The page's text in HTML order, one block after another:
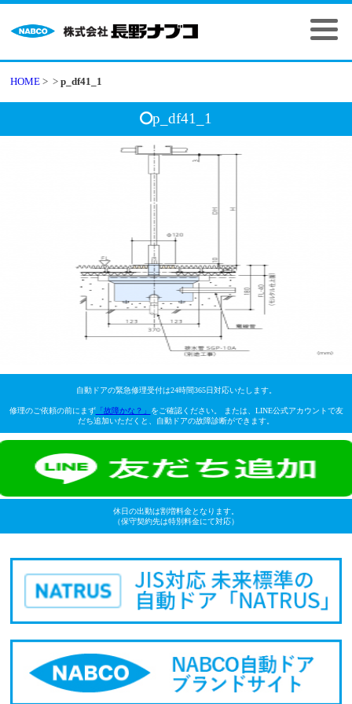
HOME > >p_df41_1
p_df41_1
自動ドアの緊急修理受付は24時間365日対応いたします。
修理のご依頼の前にまず「故障かな？」
をご確認ください。 または、LINE公式アカウントで友
だち追加いただくと、自動ドアの故障診断ができます。
休日の出動は割増料金となります。
（保守契約先は特別料金にて対応）